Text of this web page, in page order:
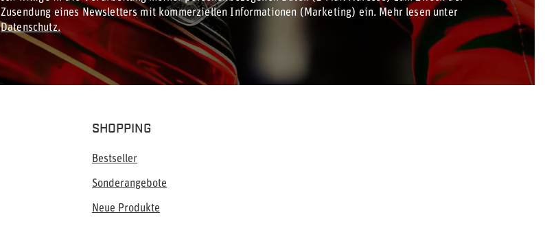
Zusendung eines Newsletters mit kommerziellen Informationen (Marketing) ein. Mehr lesen unter
Datenschutz.
SHOPPING
Bestseller
Sonderangebote
Neue Produkte